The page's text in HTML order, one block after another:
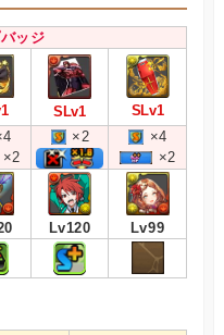
ッジ
SLv1
SLv1
×2
×2
×4
×2
Lv120 Lv99